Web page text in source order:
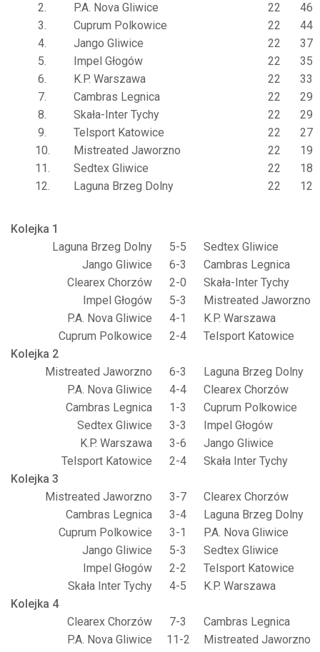
2.
P.A. Nova Gliwice 22
46
3.
Cuprum Polkowice 22
44
4.
Jango Gliwice 22
37
5.
Impel Głogów 22
35
6.
K.P. Warszawa 22
33
7.
Cambras Legnica 22
29
8.
Skała-Inter Tychy 22
29
9.
Telsport Katowice 22
27
10.
Mistreated Jaworzno 22
19
11.
Sedtex Gliwice 22
18
12.
Laguna Brzeg Dolny 22 12
Kolejka 1
Laguna Brzeg Dolny
5-5
Sedtex Gliwice
Jango Gliwice
6-3
Cambras Legnica
Clearex Chorzów
2-0
Skała-Inter Tychy
Impel Głogów
5-3
Mistreated Jaworzno
P.A. Nova Gliwice
4-1
K.P. Warszawa
Cuprum Polkowice
2-4
Telsport Katowice
Kolejka 2
Mistreated Jaworzno
6-3
Laguna Brzeg Dolny
P.A. Nova Gliwice
4-4
Clearex Chorzów
Cambras Legnica
1-3
Cuprum Polkowice
Sedtex Gliwice
3-3
Impel Głogów
K.P. Warszawa
3-6
Jango Gliwice
Telsport Katowice
2-4
Skała Inter Tychy
Kolejka 3
Mistreated Jaworzno
3-7
Clearex Chorzów
Cambras Legnica
3-4
Laguna Brzeg Dolny
Cuprum Polkowice
3-1
P.A. Nova Gliwice
Jango Gliwice
5-3
Sedtex Gliwice
Impel Głogów
2-2
Telsport Katowice
Skała Inter Tychy
4-5
K.P. Warszawa
Kolejka 4
Clearex Chorzów
7-3
Cambras Legnica
P.A. Nova Gliwice
11-2
Mistreated Jaworzno